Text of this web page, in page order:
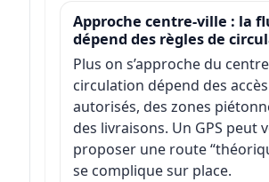
Approche centre-ville : la
dépend des règles de
Plus on s’approche du
circulation dépend des accès
autorisés, des zones
des livraisons. Un GPS peut
proposer une route
se complique sur place.